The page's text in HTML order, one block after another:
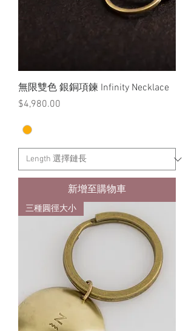
無限雙色 銀銅項鍊 Infinity Necklace
價格
$4,980.00
新增至購物車
三種圓徑大小